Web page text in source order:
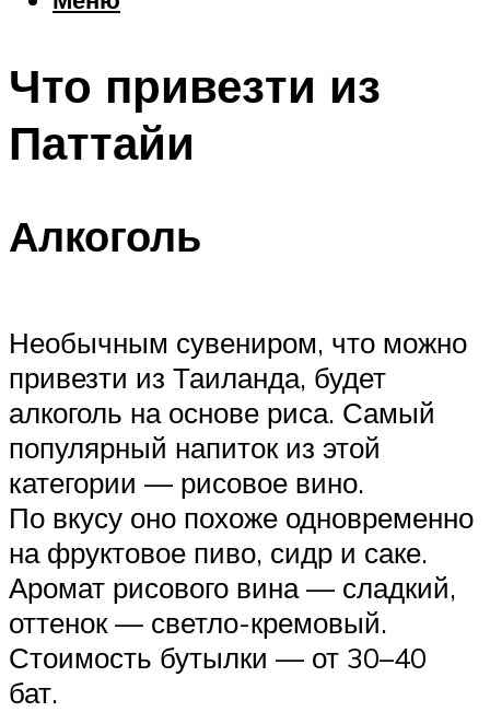
Шоппинг
Что посетить
Что привезти из
Паттайи
Алкоголь
Необычным сувениром, что можно
привезти из Таиланда, будет
алкоголь на основе риса. Самый
популярный напиток из этой
категории — рисовое вино.
По вкусу оно похоже одновременно
на фруктовое пиво, сидр и саке.
Аромат рисового вина — сладкий,
оттенок — светло-кремовый.
Стоимость бутылки — от 30–40
бат.